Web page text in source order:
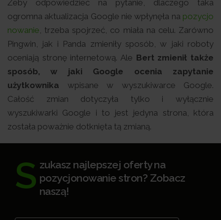
Żeby odpowiedzieć na pytanie, dlaczego taka
ogromna aktualizacja Google nie wpłynęła na pozycjo
nowanie , trzeba spojrzeć, co miała na celu. Zarówno
Pingwin, jak i Panda zmieniły sposób, w jaki roboty
oceniają stronę internetową. Ale Bert zmienił także
sposób, w jaki Google ocenia zapytanie
użytkownika wpisane w wyszukiwarce Google.
Całość zmian dotyczyła tylko i wyłącznie
wyszukiwarki Google i to jest jedyna strona, która
została poważnie dotknięta tą zmianą.
S zukasz najlepszej oferty na
pozycjonowanie stron? Zobacz
naszą!